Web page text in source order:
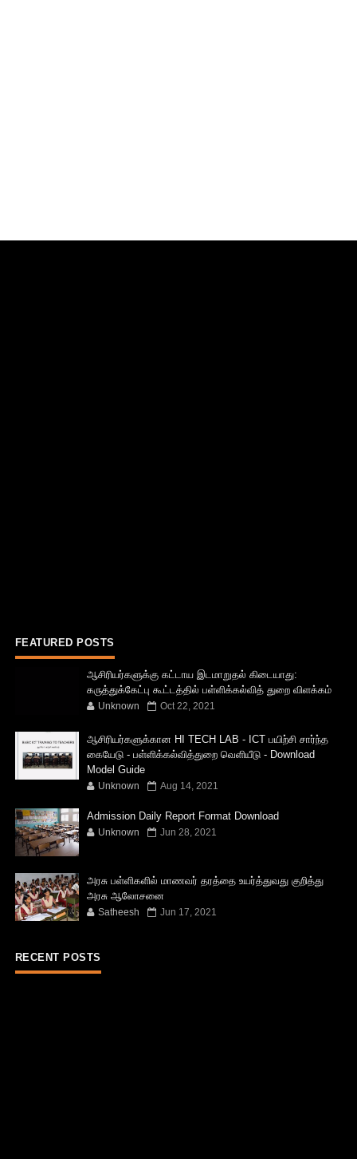
FEATURED POSTS
ஆசிரியர்களுக்கு கட்டாய இடமாறுதல் கிடையாது:
கருத்துக்கேட்பு கூட்டத்தில் பள்ளிக்கல்வித் துறை விளக்கம்
Unknown Oct 22, 2021
ஆசிரியர்களுக்கான HI TECH LAB - ICT பயிற்சி சார்ந்த
கையேடு - பள்ளிக்கல்வித்துறை வெளியீடு - Download
Model Guide
Unknown Aug 14, 2021
Admission Daily Report Format Download
Unknown Jun 28, 2021
அரசு பள்ளிகளில் மாணவர் தரத்தை உயர்த்துவது குறித்து
அரசு ஆலோசனை
Satheesh Jun 17, 2021
RECENT POSTS